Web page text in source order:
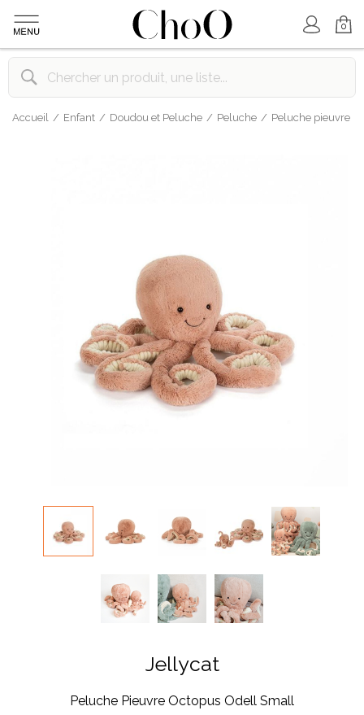
Mon Compte
0
Accueil Enfant Doudou et Peluche Peluche Peluche pieuvre
Jellycat
Peluche Pieuvre Octopus Odell Small